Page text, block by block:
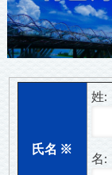
氏名 ※
姓:
名: